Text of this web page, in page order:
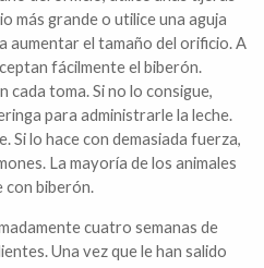
más grande o utilice una aguja
aumentar el tamaño del orificio. A
fácilmente el biberón.
toma. Si no lo consigue,
para administrarle la leche.
Si lo hace con demasiada fuerza,
La mayoría de los animales
con biberón.
cuatro semanas de
Una vez que le han salido